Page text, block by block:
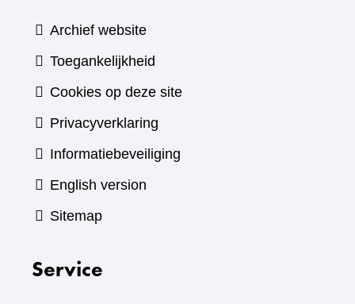
Archief website
Toegankelijkheid
Cookies op deze site
Privacyverklaring
Informatiebeveiliging
English version
Sitemap
Service